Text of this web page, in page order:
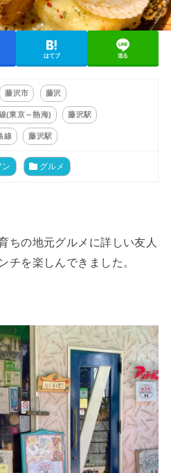
はてブ 送る
藤沢市 藤沢
(東京～熱海) 藤沢駅
線 藤沢駅
ン グルメ
ちの地元グルメに詳しい友人
チを楽しんできました。